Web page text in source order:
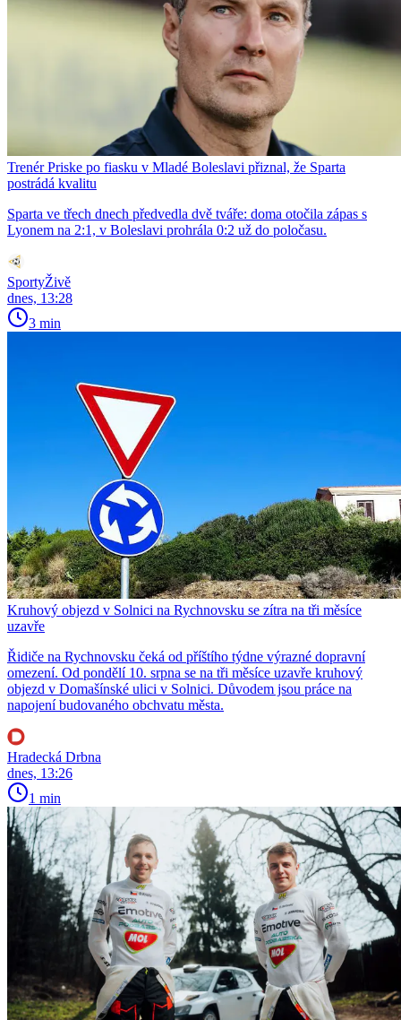
Trenér Priske po fiasku v Mladé Boleslavi přiznal, že Sparta
postrádá kvalitu
Sparta ve třech dnech předvedla dvě tváře: doma otočila zápas s
Lyonem na 2:1, v Boleslavi prohrála 0:2 už do poločasu.
SportyŽivě
dnes, 13:28
3 min
Kruhový objezd v Solnici na Rychnovsku se zítra na tři měsíce
uzavře
Řidiče na Rychnovsku čeká od příštího týdne výrazné dopravní
omezení. Od pondělí 10. srpna se na tři měsíce uzavře kruhový
objezd v Domašínské ulici v Solnici. Důvodem jsou práce na
napojení budovaného obchvatu města.
Hradecká Drbna
dnes, 13:26
1 min